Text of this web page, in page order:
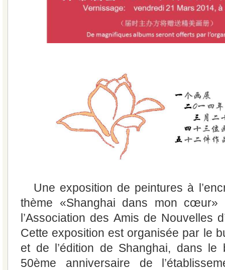
Une exposition de peintures à
thème «Shanghai dans mon
l’Association des Amis de Nouvelles
Cette exposition est organisée par le
et de l’édition de Shanghai, dans
50ème anniversaire de